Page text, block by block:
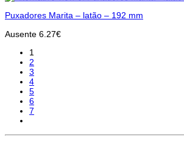
Puxadores Marita – latão – 192 mm
Ausente 6.27€
1
2
3
4
5
6
7